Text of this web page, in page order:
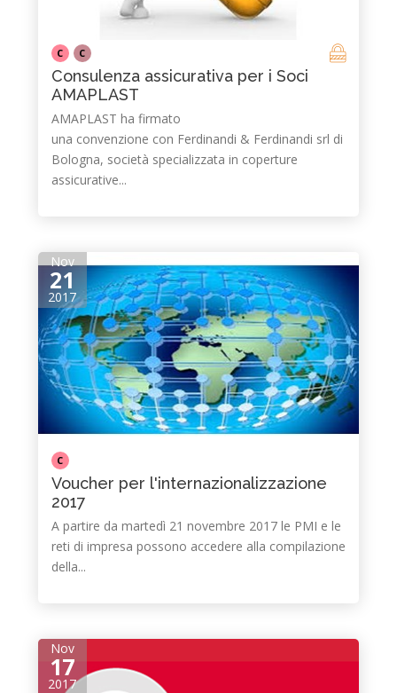
C C
Consulenza assicurativa per i Soci
AMAPLAST
AMAPLAST ha firmato
una convenzione con Ferdinandi & Ferdinandi srl di
Bologna, società specializzata in coperture
assicurative...
Nov
21
2017
C
Voucher per l'internazionalizzazione
2017
A partire da martedì 21 novembre 2017 le PMI e le
reti di impresa possono accedere alla compilazione
della...
Nov
17
2017